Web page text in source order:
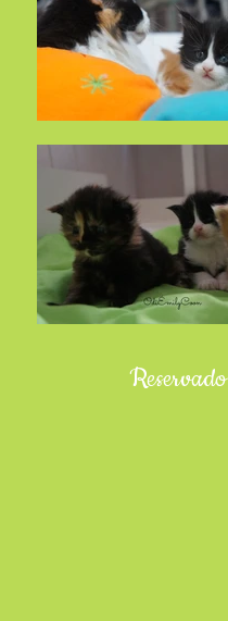
Reservado